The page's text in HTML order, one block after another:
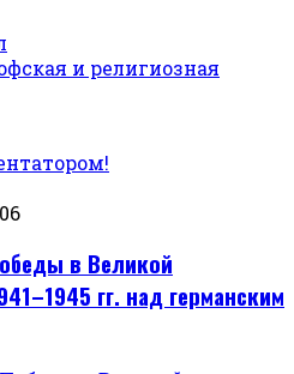
и религиозная
в Великой
гг. над германским